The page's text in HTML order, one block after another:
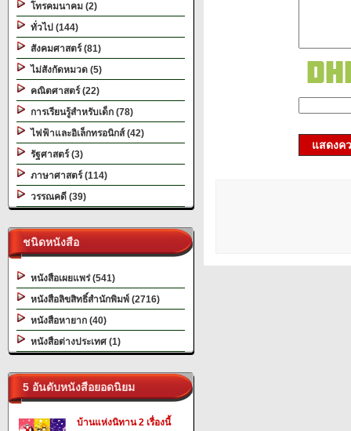
โทรคมนาคม (2)
ทั่วไป (144)
สังคมศาสตร์ (81)
ไม่สังกัดหมวด (5)
คณิตศาสตร์ (22)
การเรียนรู้สำหรับเด็ก (78)
ไฟฟ้าและอิเล็กทรอนิกส์ (42)
รัฐศาสตร์ (3)
ภาษาศาสตร์ (114)
วรรณคดี (39)
ชนิดหนังสือ
หนังสือเผยแพร่ (541)
หนังสือลิขสิทธิ์สำนักพิมพ์ (2716)
หนังสือหายาก (40)
หนังสือต่างประเทศ (1)
5 อันดับหนังสือยอดนิยม
บ้านแห่งนิทาน 2 เรื่องนี้
แสดงค